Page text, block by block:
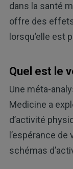
dans la santé
offre des
lorsqu’elle est
Quel est le
Une méta-
Medicine a
d’activité
l’espérance
schémas